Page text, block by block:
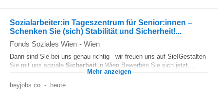
Sozialarbeiter:in Tageszentrum für Senior:innen –
Schenken Sie (sich) Stabilität und Sicherheit!...
Fonds Soziales Wien - Wien
Dann sind Sie bei uns genau richtig - wir freuen uns auf Sie!Gestalten
Sie mit uns soziale Sicherheit in Wien.Bewerben Sie sich jetzt....
Mehr anzeigen
heyjobs.co - heute